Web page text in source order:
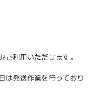
ご利用いただけます。
は発送作業を行っており